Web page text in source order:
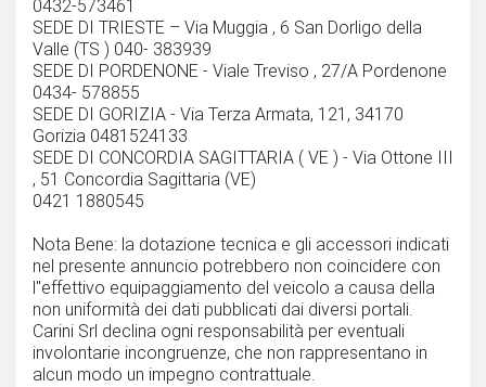
0432-573461
SEDE DI TRIESTE – Via Muggia , 6 San Dorligo della
Valle (TS ) 040- 383939
SEDE DI PORDENONE - Viale Treviso , 27/A Pordenone
0434- 578855
SEDE DI GORIZIA - Via Terza Armata, 121, 34170
Gorizia 0481524133
SEDE DI CONCORDIA SAGITTARIA ( VE ) - Via Ottone III
, 51 Concordia Sagittaria (VE)
0421 1880545
Nota Bene: la dotazione tecnica e gli accessori indicati
nel presente annuncio potrebbero non coincidere con
l''effettivo equipaggiamento del veicolo a causa della
non uniformità dei dati pubblicati dai diversi portali.
Carini Srl declina ogni responsabilità per eventuali
involontarie incongruenze, che non rappresentano in
alcun modo un impegno contrattuale.